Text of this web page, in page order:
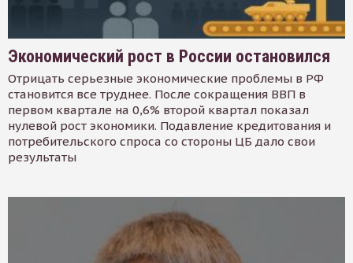
Экономический рост в России остановился
Отрицать серьезные экономические проблемы в РФ
становится все труднее. После сокращения ВВП в
первом квартале на 0,6% второй квартал показал
нулевой рост экономики. Подавление кредитования и
потребительского спроса со стороны ЦБ дало свои
результаты